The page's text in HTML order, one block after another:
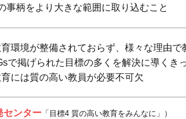
事柄をより大きな範囲に取り込むこと
環境が整備されておらず、様々な理由
で掲げられた目標の多くを解決に導くき
には質の高い教員が必要不可欠
センター 「目標4 質の高い教育をみんなに」）